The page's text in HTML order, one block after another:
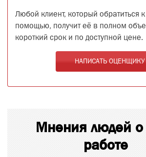
Любой клиент, который обратиться
помощью, получит её в полном
короткий срок и по доступной цене.
НАПИСАТЬ ОЦЕНЩИКУ
Мнения людей
работе